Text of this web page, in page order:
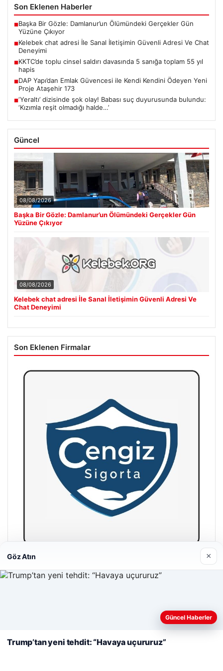
Son Eklenen Haberler
■Başka Bir Gözle: Damlanur’un Ölümündeki Gerçekler Gün
Yüzüne Çıkıyor
■Kelebek chat adresi İle Sanal İletişimin Güvenli Adresi Ve Chat
Deneyimi
■KKTC’de toplu cinsel saldırı davasında 5 sanığa toplam 55 yıl
hapis
■DAP Yapı’dan Emlak Güvencesi ile Kendi Kendini Ödeyen Yeni
Proje Ataşehir 173
■‘Yeraltı’ dizisinde şok olay! Babası suç duyurusunda bulundu:
‘Kızımla reşit olmadığı halde…’
Güncel
08/08/2026
Başka Bir Gözle: Damlanur’un Ölümündeki Gerçekler Gün
Yüzüne Çıkıyor
08/08/2026
Kelebek chat adresi İle Sanal İletişimin Güvenli Adresi Ve
Chat Deneyimi
Son Eklenen Firmalar
23/06/2026
deneyiminizi kişiselleştirmek ve geliştirmek amacıyla çerezler
Reddet Kabul Et
Göz Atın ×
Güncel Haberler
Trump’tan yeni tehdit: “Havaya uçururuz”